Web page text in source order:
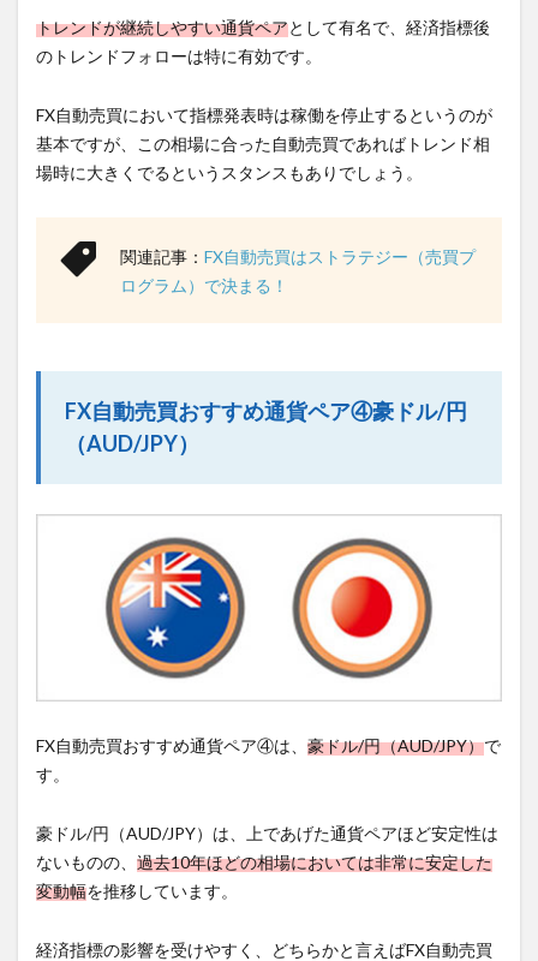
トレンドが継続しやすい通貨ペアとして有名で、経済指標後
のトレンドフォローは特に有効です。
FX自動売買において指標発表時は稼働を停止するというのが
基本ですが、この相場に合った自動売買であればトレンド相
場時に大きくでるというスタンスもありでしょう。
関連記事： FX自動売買はストラテジー（売買プ
ログラム）で決まる！
FX自動売買おすすめ通貨ペア④豪ドル/円
（AUD/JPY）
FX自動売買おすすめ通貨ペア④は、 豪ドル/円（AUD/JPY）で
す。
豪ドル/円（AUD/JPY）は、上であげた通貨ペアほど安定性は
ないものの、 過去10年ほどの相場においては非常に安定した
変動幅を推移しています。
経済指標の影響を受けやすく、どちらかと言えばFX自動売買